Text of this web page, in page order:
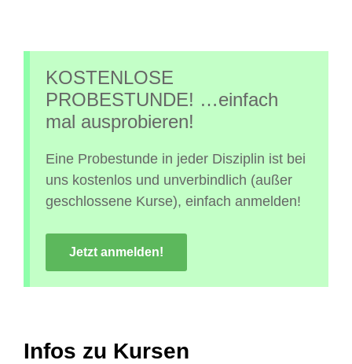
KOSTENLOSE
PROBESTUNDE! …einfach
mal ausprobieren!
Eine Probestunde in jeder Disziplin ist bei
uns kostenlos und unverbindlich (außer
geschlossene Kurse), einfach anmelden!
Jetzt anmelden!
Infos zu Kursen